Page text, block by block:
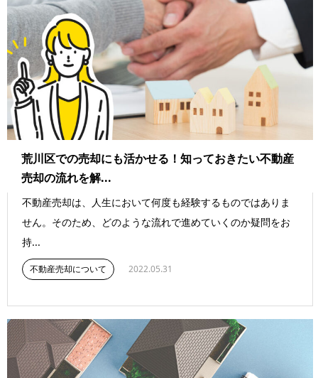
荒川区での売却にも活かせる！知っておきたい不動産
売却の流れを解...
不動産売却は、人生において何度も経験するものではありま
せん。そのため、どのような流れで進めていくのか疑問をお
持...
不動産売却について 2022.05.31